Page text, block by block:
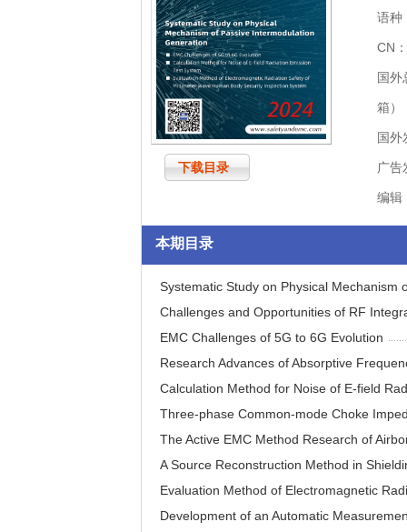
下载目录
语种
CN
国外
箱）
国外
广告
编辑
本期目录
Systematic Study on Physical Mechanism
Challenges and Opportunities of RF
EMC Challenges of 5G to 6G Evolution
Research Advances of Absorptive
Calculation Method for Noise of E-field
Three-phase Common-mode Choke
The Active EMC Method Research of
A Source Reconstruction Method in
Evaluation Method of Electromagnetic
Development of an Automatic